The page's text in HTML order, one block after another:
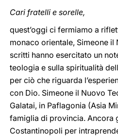
Cari fratelli e sorelle,
quest’oggi ci fermiamo a
monaco orientale, Simeone il
scritti hanno esercitato un
teologia e sulla spiritualità
per ciò che riguarda
con Dio. Simeone il Nuovo
Galatai, in Paflagonia (Asia
famiglia di provincia. Ancora
Costantinopoli per